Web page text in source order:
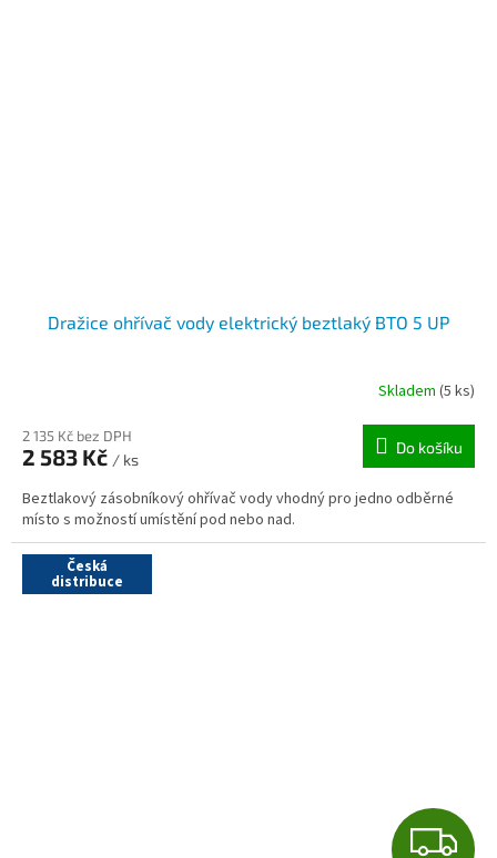
Dražice ohřívač vody elektrický beztlaký BTO 5 UP
Skladem (5 ks)
2 135 Kč bez DPH
2 583 Kč / ks
Do košíku
Beztlakový zásobníkový ohřívač vody vhodný pro jedno odběrné
místo s možností umístění pod nebo nad.
Česká
distribuce
Z